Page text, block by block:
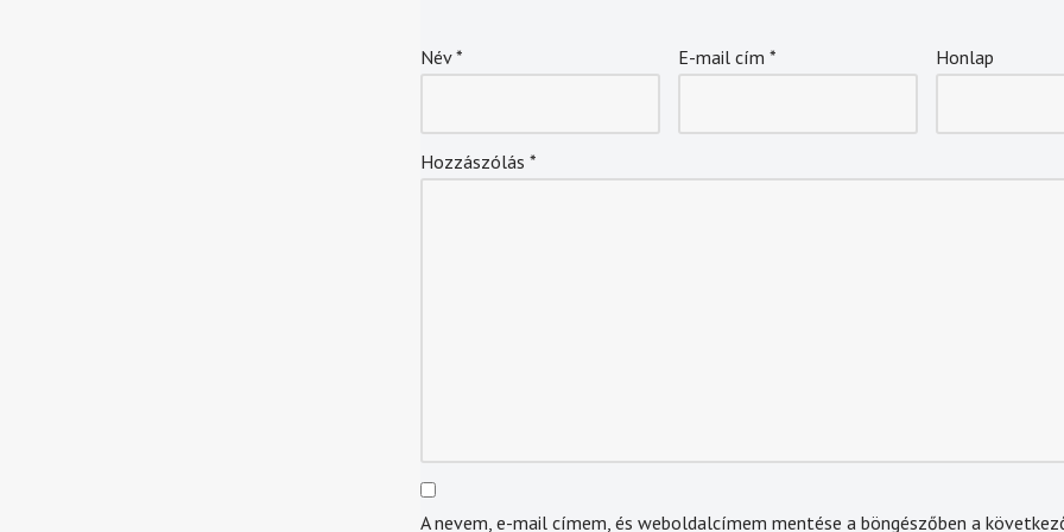
Név* E-mail cím * Honlap
Hozzászólás *
A nevem, e-mail címem, és weboldalcímem mentése a böngészőben a